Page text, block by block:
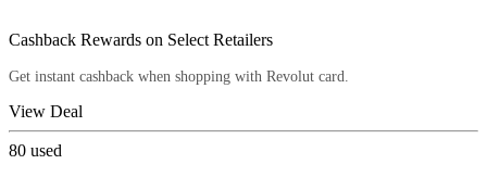
Cashback Rewards on Select Retailers
Get instant cashback when shopping with Revolut card.
View Deal
80 used